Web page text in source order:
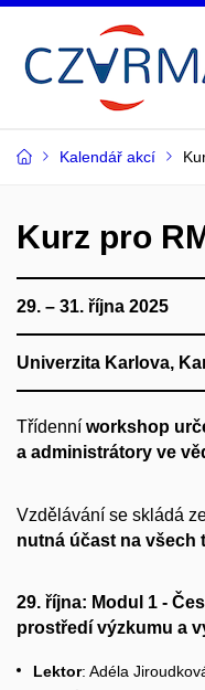
Kalendář akcí
Kurz pro
29. – 31. října 2025
Univerzita Karlova,
Třídenní workshop
a administrátory ve
Vzdělávání se skládá
nutná účast na všech
29. října: Modul 1 -
prostředí výzkumu a
Lektor: Adéla